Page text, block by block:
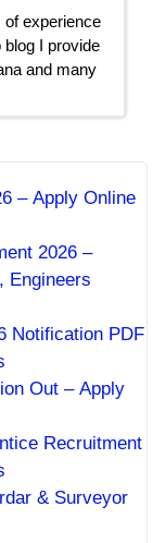
of experience
I provide
and many
– Apply Online
2026 –
Engineers
Notification PDF
Out – Apply
Recruitment
& Surveyor